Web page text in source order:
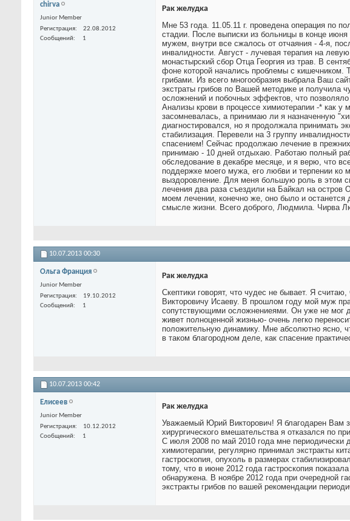
chirva
Junior Member
Регистрация
22.08.2012
Сообщений
1
Рак желудка
Мне 53 года. 11.05.11 г. проведена операция по
стадии. После выписки из больницы в конце
мужем, внутри все сжалось от отчаяния - 4-я,
инвалидности. Август - лучевая терапия на
монастырский сбор Отца Георгия из трав. В
фоне которой начались проблемы с кишечником.
грибами. Из всего многообразия выбрала Ваш
экстраты грибов по Вашей методике и получила
осложнений и побочных эффектов, что
Анализы крови в процессе химиотерапии -* как
засомневалась, а принимаю ли я назначенную
диагностировался, но я продолжала принимать
стабилизация. Перевели на 3 группу
спасением! Сейчас продолжаю лечение в
принимаю - 10 дней отдыхаю. Работаю полный
обследование в декабре месяце, и я верю, что
поддержке моего мужа, его любви и терпении ко
выздоровление. Для меня большую роль в этом
лечения два раза съездили на Байкал на остров
моем лечении, конечно же, оно было и
смысле жизни. Всего доброго, Людмила. Чирва
10.07.2013 00:30
Ольга Франция
Junior Member
Регистрация
19.10.2012
Сообщений
1
Рак желудка
Скептики говорят, что чудес не бывает. Я
Викторовичу Исаеву. В прошлом году мой муж
сопутствующими осложнениеями. Он уже не мог
живет полноценной жизнью- очень легко
положительную динамику. Мне абсолютно ясно,
в таком благородном деле, как спасение
10.07.2013 00:42
Елисеев
Junior Member
Регистрация
10.12.2012
Сообщений
1
Рак желудка
Уважаемый Юрий Викторович! Я благодарен Вам
хирургического вмешательства я отказался по
С июля 2008 по май 2010 года мне
химиотерапии, регулярно принимал экстракты
гастроскопия, опухоль в размерах
тому, что в июне 2012 года гастроскопия
обнаружена. В ноябре 2012 года при очередной
экстракты грибов по вашей рекомендации